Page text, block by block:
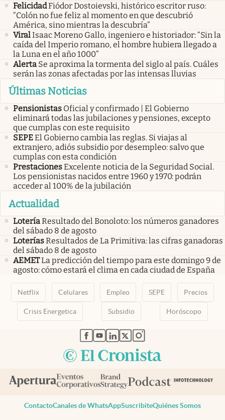
FelicidadFiódor Dostoievski, histórico escritor ruso:
“Colón no fue feliz al momento en que descubrió
América, sino mientras la descubría”
ViralIsaac Moreno Gallo, ingeniero e historiador: “Sin la
caída del Imperio romano, el hombre hubiera llegado a
la Luna en el año 1000”
Alerta Se aproxima la tormenta del siglo al país. Cuáles
serán las zonas afectadas por las intensas lluvias
Últimas Noticias
Pensionistas Oficial y confirmado | El Gobierno
eliminará todas las jubilaciones y pensiones, excepto
que cumplas con este requisito
SEPEEl Gobierno cambia las reglas. Si viajas al
extranjero, adiós subsidio por desempleo: salvo que
cumplas con esta condición
PrestacionesExcelente noticia de la Seguridad Social.
Los pensionistas nacidos entre 1960 y 1970: podrán
acceder al 100% de la jubilación
Actualidad
LoteríaResultado del Bonoloto: los números ganadores
del sábado 8 de agosto
LoteríasResultados de La Primitiva: las cifras ganadoras
del sábado 8 de agosto
AEMETLa predicción del tiempo para este domingo 9 de
agosto: cómo estará el clima en cada ciudad de España
Netflix Celulares Empleo SEPE Precios
Crisis Energetica Subsidio Horóscopo
abre en nueva pestaña
abre en nueva pestaña
abre en nueva pestaña
abre en nueva pestaña
abre en nueva pestaña
ContactoCanales de WhatsAppSuscribiteQuiénes Somos